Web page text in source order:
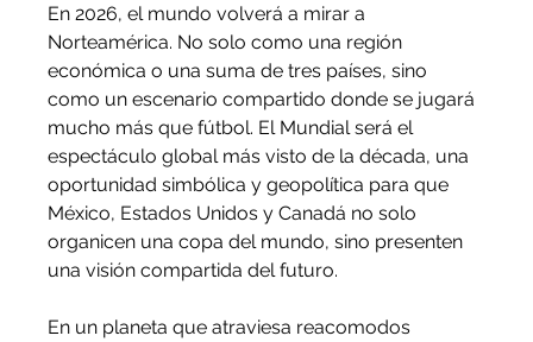
En 2026, el mundo volverá a mirar a
Norteamérica. No solo como una región
económica o una suma de tres países, sino
como un escenario compartido donde se jugará
mucho más que fútbol. El Mundial será el
espectáculo global más visto de la década, una
oportunidad simbólica y geopolítica para que
México, Estados Unidos y Canadá no solo
organicen una copa del mundo, sino presenten
una visión compartida del futuro.
En un planeta que atraviesa reacomodos